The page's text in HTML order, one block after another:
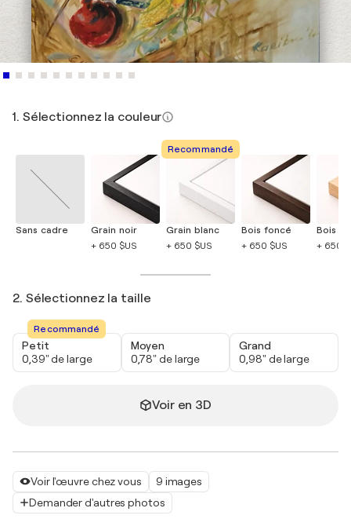
Voir l'œuvre chez vous
9 images
Demander d'autres photos
1. Sélectionnez la couleur
Sans cadre
Grain noir
+ 650 $US
Recommandé
Grain blanc
+ 650 $US
Bois foncé
+ 650 $US
Bois
+ 650
2. Sélectionnez la taille
Recommandé
Petit
0,39" de large
Moyen
0,78" de large
Grand
0,98" de large
Voir en 3D